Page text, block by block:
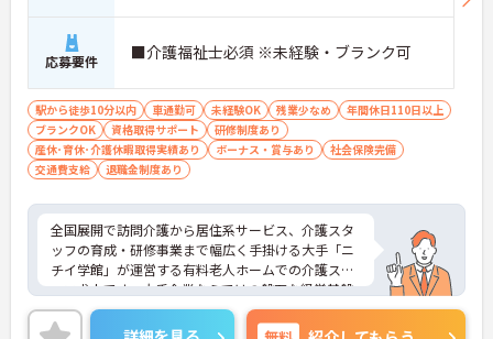
・充実した福利厚生で生活の基盤をサポートし安心
して働けます
＜全国展開の強みを活かした多彩なキャリア＞
・現場での経験を活かして将来はマネジメント職へ
も挑戦可能です
・事業所内での研修体制が整っており専門性をさら
に深められます
・ご自身の希望に合わせた柔軟な働き方が相談でき
腰を据えて働けます
応募要件 ■介護福祉士必須 ※未経験・ブランク可
駅から徒歩10分以内 車通勤可 未経験OK 残業少なめ
年間休日110日以上
ブランクOK
資格取得サポート
研修制度あり
産休･育休･介護休暇取得実績あり
ボーナス・賞与あり
社会保険完備
交通費支給
退職金制度あり
全国展開で訪問介護から居住系サービス、介護スタ
ッフの育成・研修事業まで幅広く手掛ける大手「ニ
チイ学館」が運営する有料老人ホームでの介護スタ
ッフ求人です。大手企業ならではの盤石な経営基盤
と充実したコンプライアンス体制があり、未経験や
ブランクのある方でも基礎からしっかり学べる研修